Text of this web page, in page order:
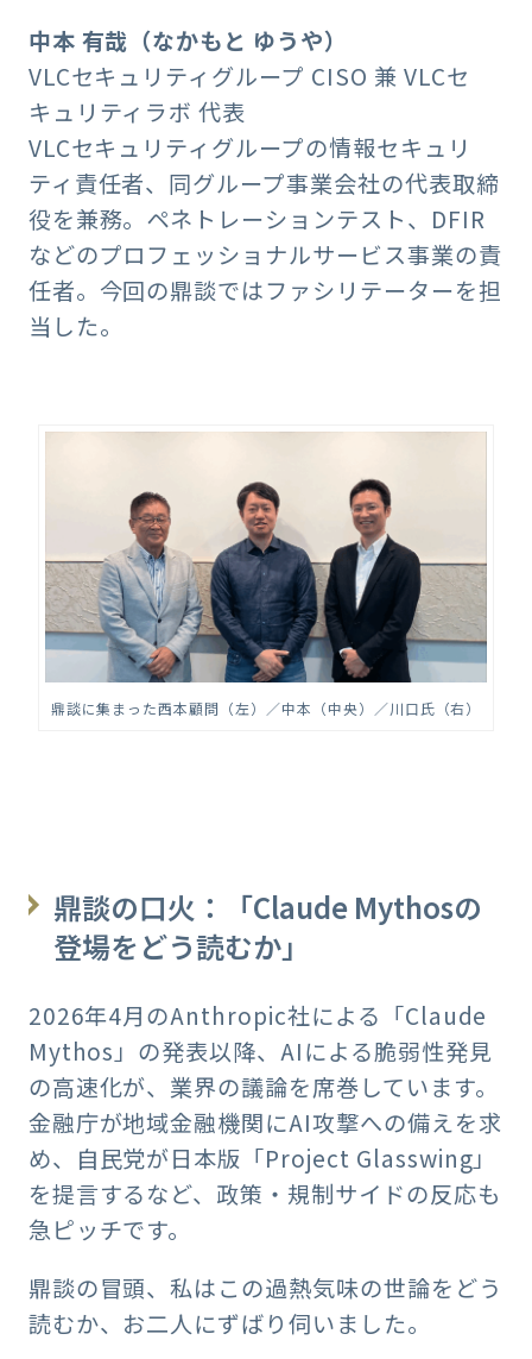
中本 有哉（なかもと ゆうや）
VLCセキュリティグループ CISO 兼 VLCセ
キュリティラボ 代表
VLCセキュリティグループの情報セキュリ
ティ責任者、同グループ事業会社の代表取締
役を兼務。ペネトレーションテスト、DFIR
などのプロフェッショナルサービス事業の責
任者。今回の鼎談ではファシリテーターを担
当した。
鼎談に集まった西本顧問（左）／中本（中央）／川口氏（右）
鼎談の口火：「Claude Mythosの
登場をどう読むか」
2026年4月のAnthropic社による「Claude
Mythos」の発表以降、AIによる脆弱性発見
の高速化が、業界の議論を席巻しています。
金融庁が地域金融機関にAI攻撃への備えを求
め、自民党が日本版「Project Glasswing」
を提言するなど、政策・規制サイドの反応も
急ピッチです。
鼎談の冒頭、私はこの過熱気味の世論をどう
読むか、お二人にずばり伺いました。